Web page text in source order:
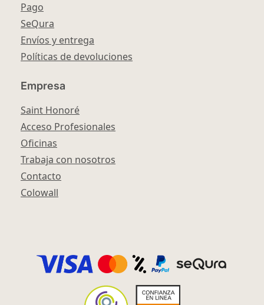
Pago
SeQura
Envíos y entrega
Políticas de devoluciones
Empresa
Saint Honoré
Acceso Profesionales
Oficinas
Trabaja con nosotros
Contacto
Colowall